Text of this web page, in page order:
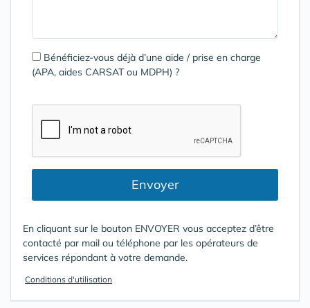
Bénéficiez-vous déjà d’une aide / prise en charge
(APA, aides CARSAT ou MDPH) ?
Envoyer
En cliquant sur le bouton ENVOYER vous acceptez d’être
contacté par mail ou téléphone par les opérateurs de
services répondant à votre demande.
Conditions d'utilisation